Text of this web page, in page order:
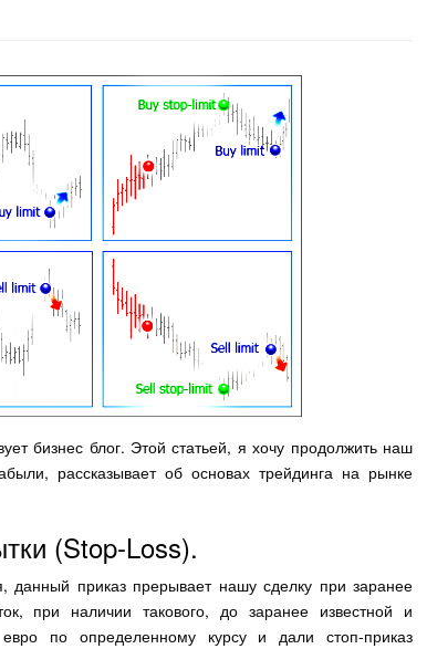
бизнес блог. Этой статьей, я хочу продолжить наш
рассказывает об основах трейдинга на рынке
(Stop-Loss).
данный приказ прерывает нашу сделку при заранее
при наличии такового, до заранее известной и
по определенному курсу и дали стоп-приказ